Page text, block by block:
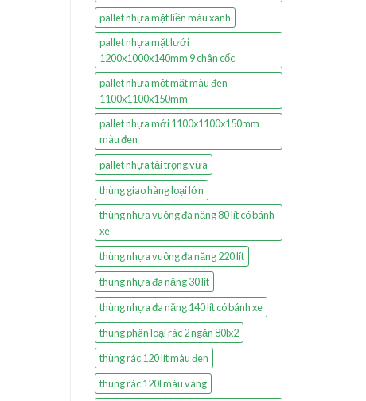
pallet nhựa mặt liền màu xanh
pallet nhựa mặt lưới
1200x1000x140mm 9 chân cốc
pallet nhựa một mặt màu đen
1100x1100x150mm
pallet nhựa mới 1100x1100x150mm
màu đen
pallet nhựa tải trọng vừa
thùng giao hàng loại lớn
thùng nhựa vuông đa năng 80 lít có bánh
xe
thùng nhựa vuông đa năng 220 lít
thùng nhựa đa năng 30 lít
thùng nhựa đa năng 140 lít có bánh xe
thùng phân loại rác 2 ngăn 80lx2
thùng rác 120 lít màu đen
thùng rác 120l màu vàng